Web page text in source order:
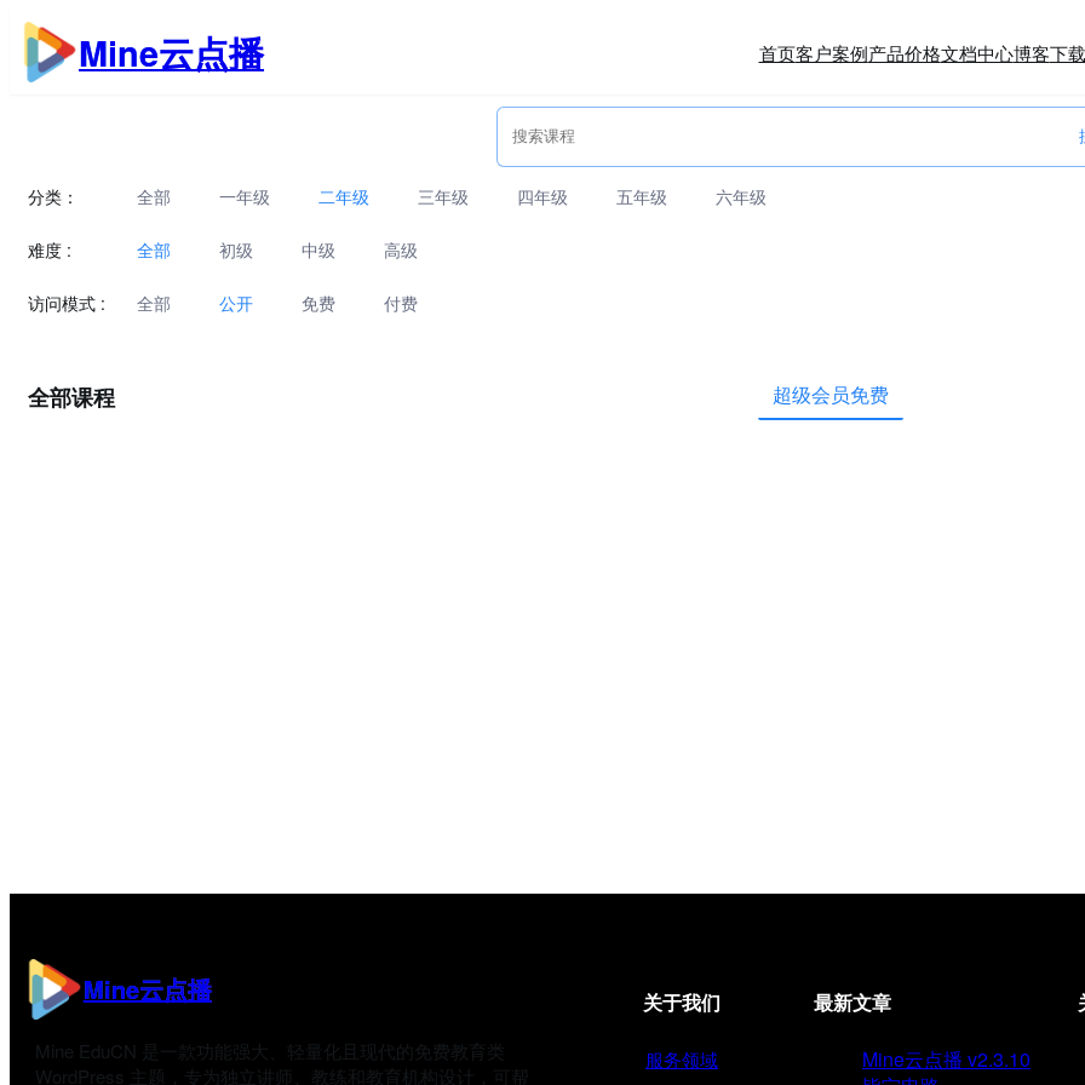
跳
至
内
Mine云点播 首页客户案例产品价格文档中心博客下载
分类： 全部 一年级 二年级 三年级 四年级 五年级 六年级
难度 : 全部 初级 中级 高级
访问模式 : 全部 公开 免费 付费
全部课程 超级会员免费
Mine云点播
Mine EduCN 是一款功能强大、轻量化且现代的免费教育类
WordPress 主题，专为独立讲师、教练和教育机构设计，可帮
关于我们
服务领域
最新文章
Mine云点播 v2.3.10